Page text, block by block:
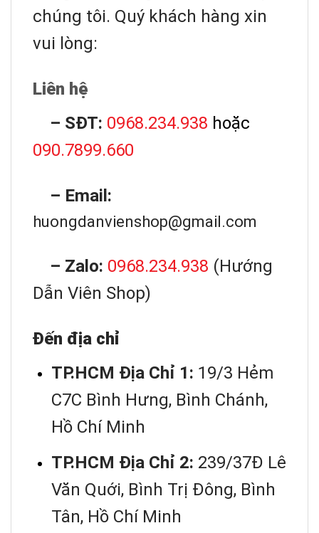
chúng tôi. Quý khách hàng xin
vui lòng:
Liên hệ
– SĐT: 0968.234.938 hoặc
090.7899.660
– Email:
huongdanvienshop@gmail.com
– Zalo: 0968.234.938 (Hướng
Dẫn Viên Shop)
Đến địa chỉ
TP.HCM Địa Chỉ 1: 19/3 Hẻm
C7C Bình Hưng, Bình Chánh,
Hồ Chí Minh
TP.HCM Địa Chỉ 2: 239/37Đ Lê
Văn Quới, Bình Trị Đông, Bình
Tân, Hồ Chí Minh